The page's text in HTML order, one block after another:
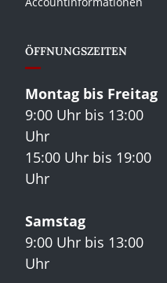
ÖFFNUNGSZEITEN
Montag bis Freitag
9:00 Uhr bis 13:00
Uhr
15:00 Uhr bis 19:00
Uhr
Samstag
9:00 Uhr bis 13:00
Uhr